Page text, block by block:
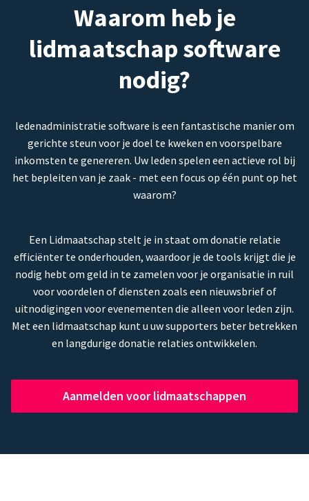
Waarom heb je
lidmaatschap software
nodig?
ledenadministratie software is een fantastische manier om
gerichte steun voor je doel te kweken en voorspelbare
inkomsten te genereren. Uw leden spelen een actieve rol bij
het bepleiten van je zaak - met een focus op één punt op het
waarom?
Een Lidmaatschap stelt je in staat om donatie relatie
efficiënter te onderhouden, waardoor je de tools krijgt die je
nodig hebt om geld in te zamelen voor je organisatie in ruil
voor voordelen of diensten zoals een nieuwsbrief of
uitnodigingen voor evenementen die alleen voor leden zijn.
Met een lidmaatschap kunt u uw supporters beter betrekken
en langdurige donatie relaties ontwikkelen.
Aanmelden voor lidmaatschappen